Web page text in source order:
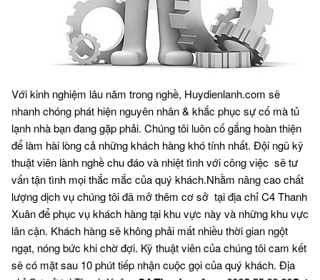
Với kinh nghiệm lâu năm trong nghề, Huydienlanh.com sẽ
nhanh chóng phát hiện nguyên nhân & khắc phục sự cố mà tủ
lạnh nhà bạn đang gặp phải. Chúng tôi luôn cố gắng hoàn thiện
để làm hài lòng cả những khách hàng khó tính nhất. Đội ngũ kỹ
thuật viên lành nghề chu đáo và nhiệt tình với công việc sẽ tư
vấn tận tình mọi thắc mắc của quý khách.Nhằm nâng cao chất
lượng dịch vụ chúng tôi đã mở thêm cơ sở tại địa chỉ C4 Thanh
Xuân để phục vụ khách hàng tại khu vực này và những khu vực
lân cận. Khách hàng sẽ không phải mất nhiều thời gian ngột
ngạt, nóng bức khi chờ đợi. Kỹ thuật viên của chúng tôi cam kết
sẽ có mặt sau 10 phút tiếp nhận cuộc gọi của quý khách. Địa